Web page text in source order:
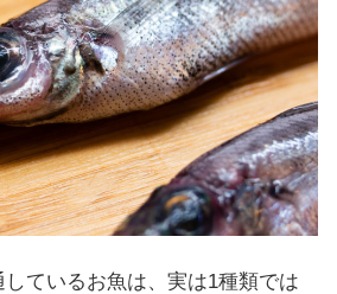
ているお魚は、実は1種類では